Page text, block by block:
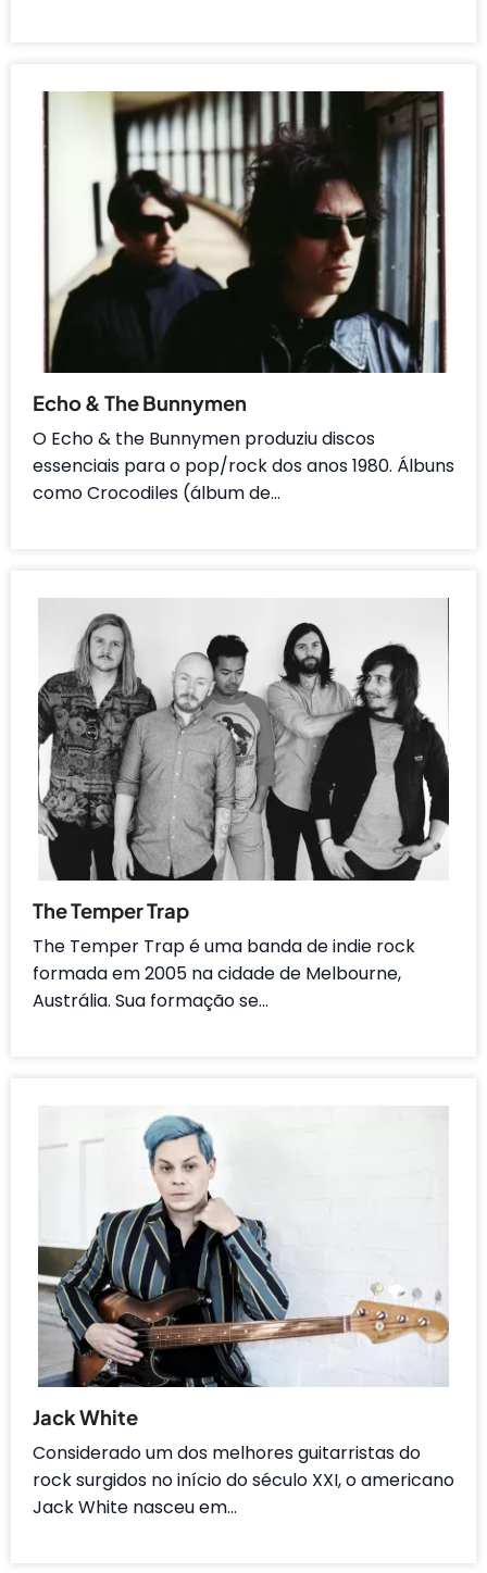
Echo & The Bunnymen
O Echo & the Bunnymen produziu discos
essenciais para o pop/rock dos anos 1980. Álbuns
como Crocodiles (álbum de…
The Temper Trap
The Temper Trap é uma banda de indie rock
formada em 2005 na cidade de Melbourne,
Austrália. Sua formação se…
Jack White
Considerado um dos melhores guitarristas do
rock surgidos no início do século XXI, o americano
Jack White nasceu em…